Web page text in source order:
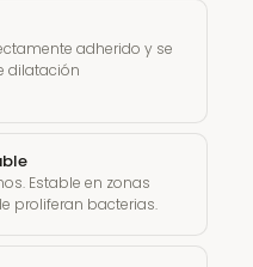
adherido y se
dilatación
Estable en zonas
proliferan bacterias.